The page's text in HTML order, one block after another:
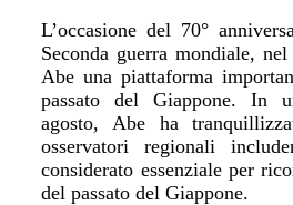
L’occasione del 70°
Seconda guerra mondiale,
Abe una piattaforma
passato del Giappone. In
agosto, Abe ha
osservatori regionali
considerato essenziale per
del passato del Giappone.